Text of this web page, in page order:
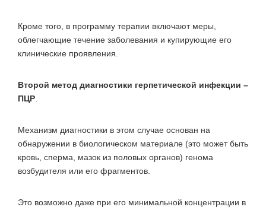
Кроме того, в программу терапии включают меры,
облегчающие течение заболевания и купирующие его
клинические проявления.
Второй метод диагностики герпетической инфекции –
ПЦР
Механизм диагностики в этом случае основан на
обнаружении в биологическом материале (это может быть
кровь, сперма, мазок из половых органов) генома
возбудителя или его фрагментов.
Это возможно даже при его минимальной концентрации в